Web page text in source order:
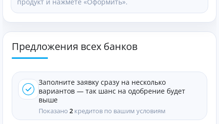
Предложения всех банков
Заполните заявку сразу на несколько
вариантов — так шанс на одобрение будет
выше
Показано 2 кредитов по вашим условиям